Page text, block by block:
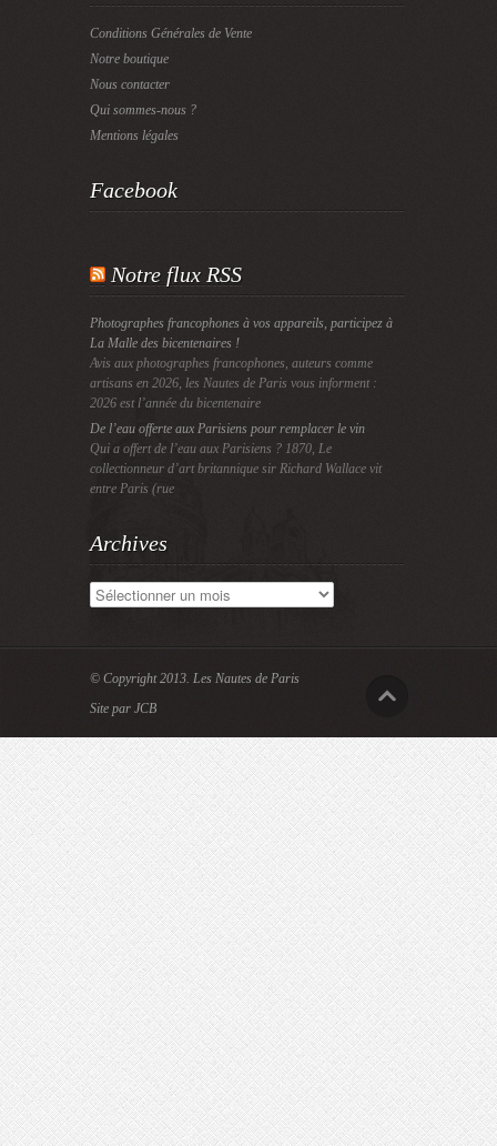
Conditions Générales de Vente
Notre boutique
Nous contacter
Qui sommes-nous ?
Mentions légales
Facebook
Notre flux RSS
Photographes francophones à vos appareils, participez à
La Malle des bicentenaires !
Avis aux photographes francophones, auteurs comme
artisans en 2026, les Nautes de Paris vous informent :
2026 est l’année du bicentenaire
De l’eau offerte aux Parisiens pour remplacer le vin
Qui a offert de l’eau aux Parisiens ? 1870, Le
collectionneur d’art britannique sir Richard Wallace vit
entre Paris (rue
Archives
Archives
© Copyright 2013. Les Nautes de Paris
Site par JCB